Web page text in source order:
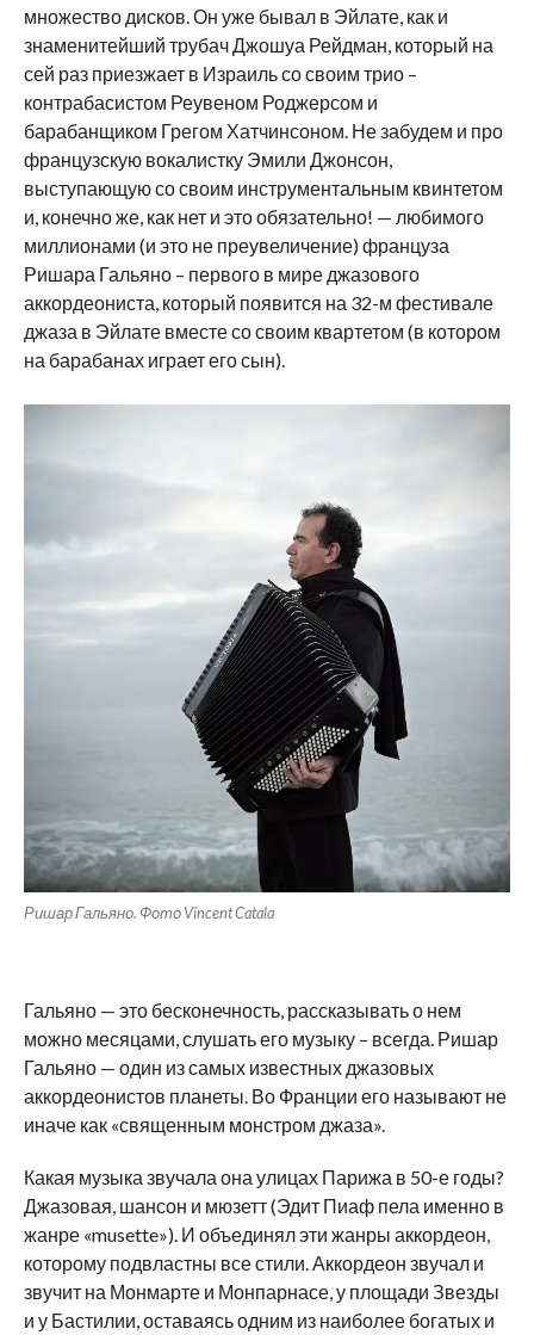
множество дисков. Он уже бывал в Эйлате, как и
знаменитейший трубач Джошуа Рейдман, который на
сей раз приезжает в Израиль со своим трио –
контрабасистом Реувеном Роджерсом и
барабанщиком Грегом Хатчинсоном. Не забудем и про
французскую вокалистку Эмили Джонсон,
выступающую со своим инструментальным квинтетом
и, конечно же, как нет и это обязательно! — любимого
миллионами (и это не преувеличение) француза
Ришара Гальяно – первого в мире джазового
аккордеониста, который появится на 32-м фестивале
джаза в Эйлате вместе со своим квартетом (в котором
на барабанах играет его сын).
Ришар Гальяно. Фото Vincent Catala
Гальяно — это бесконечность, рассказывать о нем
можно месяцами, слушать его музыку – всегда. Ришар
Гальяно — один из самых известных джазовых
аккордеонистов планеты. Во Франции его называют не
иначе как «священным монстром джаза».
Какая музыка звучала она улицах Парижа в 50-е годы?
Джазовая, шансон и мюзетт (Эдит Пиаф пела именно в
жанре «musette»). И объединял эти жанры аккордеон,
которому подвластны все стили. Аккордеон звучал и
звучит на Монмарте и Монпарнасе, у площади Звезды
и у Бастилии, оставаясь одним из наиболее богатых и